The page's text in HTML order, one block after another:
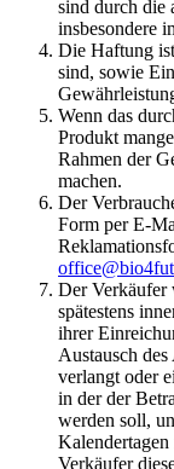
sind durch die
insbesondere
Die Haftung
sind, sowie
Wenn das
Produkt
Rahmen der
machen.
Der
Form per E-
Der Verkäufer
spätestens
ihrer
Austausch
verlangt oder
in der der
werden soll,
Kalendertagen
Verkäufer